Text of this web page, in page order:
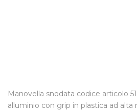
Manovella snodata codice articolo
alluminio con grip in plastica ad alta